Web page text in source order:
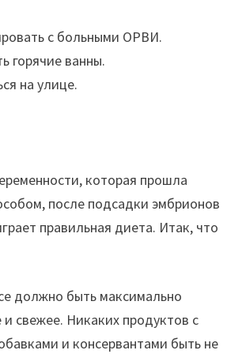
с больными ОРВИ.
горячие ванны.
на улице.
которая прошла
после подсадки эмбрионов
правильная диета. Итак, что
должно быть максимально
и свежее. Никаких продуктов с
и консервантами быть не